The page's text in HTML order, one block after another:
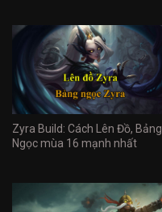
Zyra Build: Cách Lên Đồ, Bảng
Ngọc mùa 16 mạnh nhất